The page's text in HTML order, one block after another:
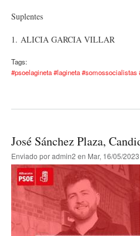
Suplentes
1. ALICIA GARCIA VILLAR
Tags:
#psoelagineta #lagineta #somossocialistas
José Sánchez Plaza,
Enviado poradmin2 en Mar, 16/05/